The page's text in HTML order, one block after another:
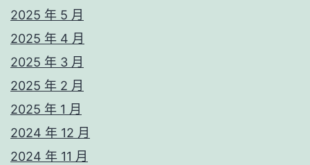
2025 年 5 月
2025 年 4 月
2025 年 3 月
2025 年 2 月
2025 年 1 月
2024 年 12 月
2024 年 11 月